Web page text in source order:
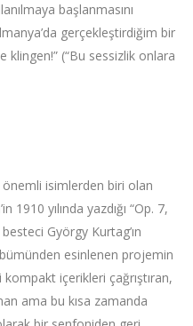
başlanmasını
gerçekleştirdiğim bir
(“Bu sessizlik onlara
isimlerden biri olan
1910 yılında yazdığı “Op. 7,
György Kurtag’ın
esinlenen projemin
içerikleri çağrıştıran,
ama bu kısa zamanda